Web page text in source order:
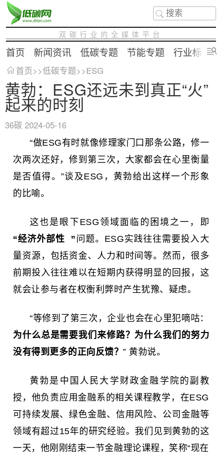
双碳行业的全媒体平台
首页 新闻资讯 低碳专题 节能专题 行业标准
首页>>低碳专题>>ESG
黄勃：ESG还远未到真正“火”
起来的时刻
36碳 2024-05-16
“做ESG有时就像修理家门口那条公路，修一
次两次还好，修到第三次，大家都会在心里衡量
是否值得。”谈及ESG，黄勃给出这样一个形象
的比喻。
这也是眼下ESG领域面临的困境之一，即
“经济外部性 ” 问题。ESG实践往往需要投入大
量资源，包括资金、人力和时间等。然而，很多
前期投入往往难以在短期内获得明显的回报，这
就会让参与者在权衡利弊时产生犹豫、疑虑。
“等修到了第三次，企业也会在心里犯嘀咕：
为什么总是需要我们来修路？为什么我们的努力
没有得到更多的正向反馈？ ” 黄勃说。
黄勃是中国人民大学财政金融学院的副教
授，他负责应用金融系的相关课程教学，在ESG
可持续发展、绿色金融、信用风险、公司金融等
领域有超过15年的研究经验。我们见到黄勃的这
一天，他刚刚结束一节金融理论课程，笑称“现在